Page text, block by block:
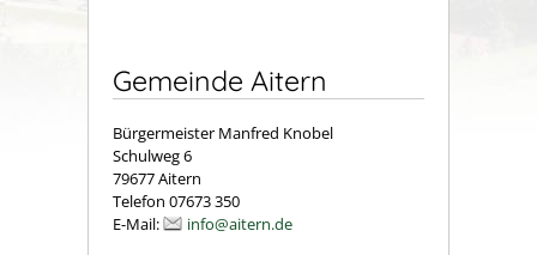
Gemeinde Aitern
Bürgermeister Manfred Knobel
Schulweg 6
79677 Aitern
Telefon 07673 350
E-Mail:
info@aitern.de